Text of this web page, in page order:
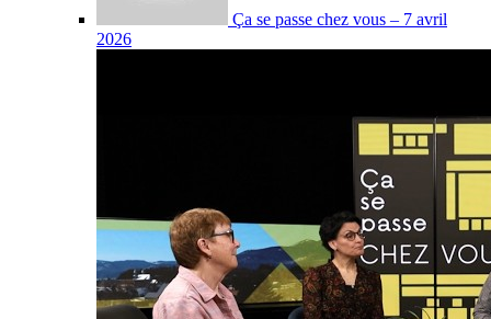
Ça se passe chez vous – 7 avril
2026